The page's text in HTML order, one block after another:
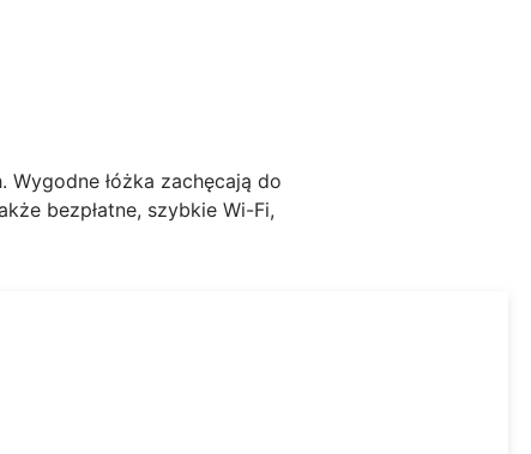
łóżka zachęcają do
bezpłatne, szybkie Wi-Fi,